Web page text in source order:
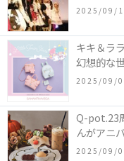
2025/09/
キキ＆ラ
幻想的な
ツインス
2025/09/
Q-pot.23
んがアニ
ーキアク
2025/09/